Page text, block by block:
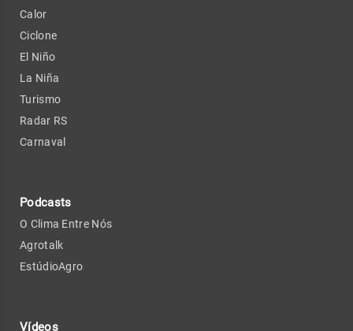
Calor
Ciclone
El Niño
La Niña
Turismo
Radar RS
Carnaval
Podcasts
O Clima Entre Nós
Agrotalk
EstúdioAgro
Vídeos